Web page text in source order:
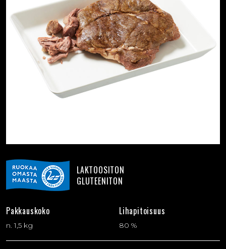
LAKTOOSITON
GLUTEENITON
Pakkauskoko
n. 1,5 kg
Lihapitoisuus
80 %